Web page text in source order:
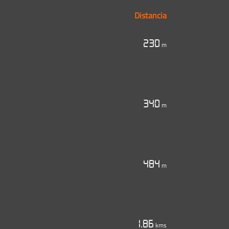
Distancia
230 m
340 m
484 m
1.86 kms